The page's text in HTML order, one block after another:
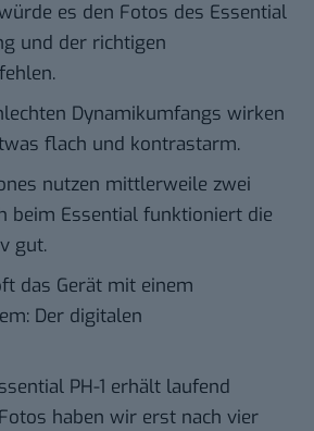
es den Fotos des Essential
und der richtigen
Dynamikumfangs wirken
flach und kontrastarm.
nutzen mittlerweile zwei
beim Essential funktioniert die
gut.
das Gerät mit einem
Der digitalen
PH-1 erhält laufend
haben wir erst nach vier